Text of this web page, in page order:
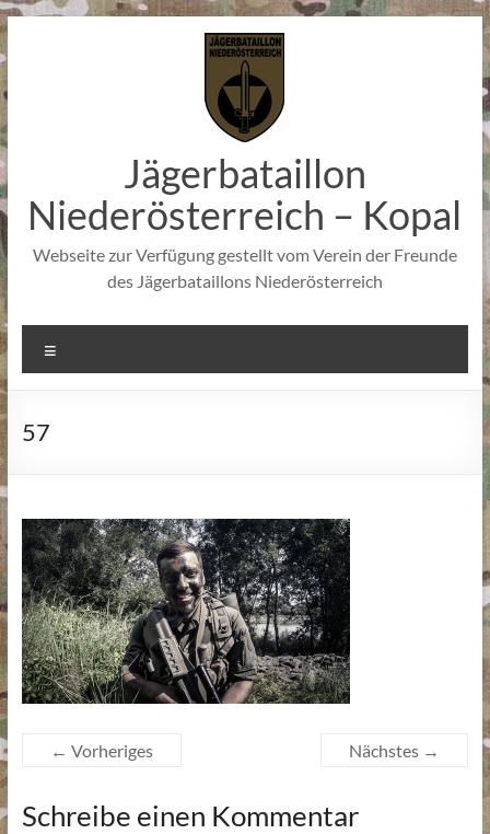
Zum
springen
Jägerbataillon
Niederösterreich – Kopal
Webseite zur Verfügung gestellt vom Verein der Freunde
des Jägerbataillons Niederösterreich
57
← Vorheriges Nächstes →
Schreibe einen Kommentar